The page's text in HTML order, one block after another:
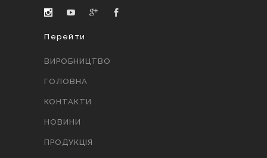
Перейти
ВИРОБНИЦТВО
ГОЛОВНА
КОНТАКТИ
НОВИНИ
ПРОДУКЦІЯ